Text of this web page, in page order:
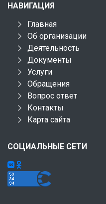
НАВИГАЦИЯ
Главная
Об организации
Деятельность
Документы
Услуги
Обращения
Вопрос ответ
Контакты
Карта сайта
СОЦИАЛЬНЫЕ СЕТИ